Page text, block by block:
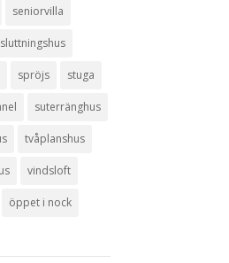
seniorvilla
sluttningshus
spröjs stuga
suterränghus
tvåplanshus
vindsloft
öppet i nock